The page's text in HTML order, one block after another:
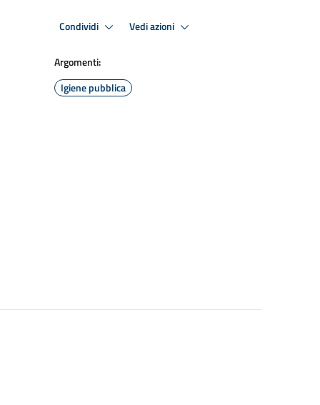
Condividi Vedi azioni
Argomenti:
Igiene pubblica